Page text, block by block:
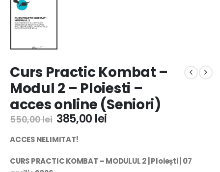
Curs Practic Kombat –
Modul 2 – Ploiesti –
acces online (Seniori)
550,00lei 385,00 lei
ACCES NELIMITAT!
CURS PRACTIC KOMBAT – MODULUL 2 | Ploiești 07